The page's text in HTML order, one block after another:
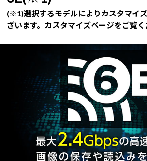
(※1)選択するモデルによりカスタマイ
ざいます。カスタマイズページをご覧く